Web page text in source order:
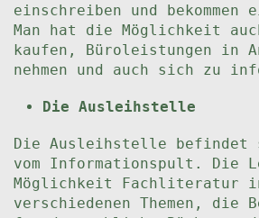
einschreiben und bekommen
Man hat die Möglichkeit
kaufen, Büroleistungen in
nehmen und auch sich zu
Die Ausleihstelle
Die Ausleihstelle befindet
vom Informationspult. Die
Möglichkeit Fachliteratur
verschiedenen Themen,